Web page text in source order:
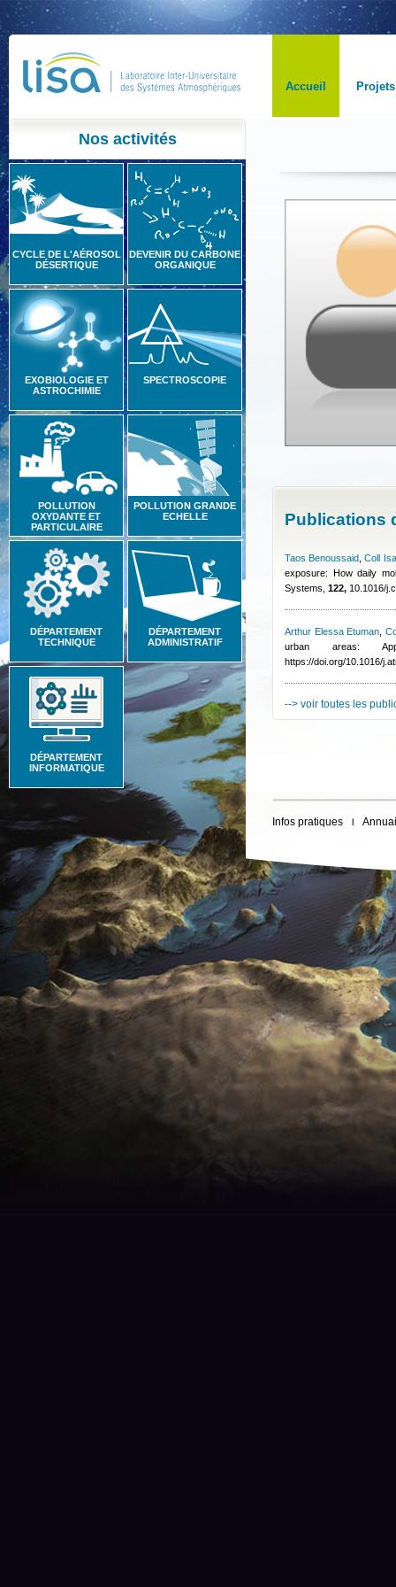
Accueil Projets
Nos activités
CYCLE DE L'AÉROSOL
DÉSERTIQUE
DEVENIR DU CARBONE
ORGANIQUE
EXOBIOLOGIE ET
ASTROCHIMIE
SPECTROSCOPIE
POLLUTION
OXYDANTE ET
PARTICULAIRE
POLLUTION GRANDE
ECHELLE
DÉPARTEMENT
TECHNIQUE
DÉPARTEMENT
ADMINISTRATIF
DÉPARTEMENT
INFORMATIQUE
Publications
Taos Benoussaid ,Coll
exposure: How daily
Systems, 122, 10.1016/
Arthur Elessa Etuman ,
urban areas:
https://doi.org/10.1016/
--> voir toutes les
Infos pratiques